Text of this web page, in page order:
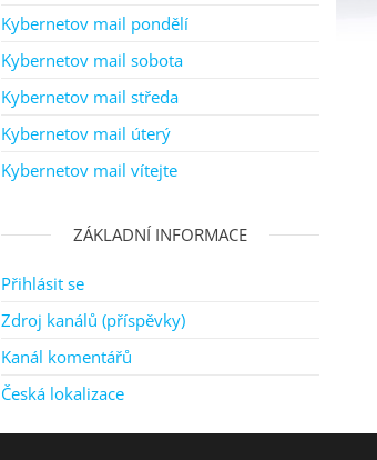
Kybernetov mail pondělí
Kybernetov mail sobota
Kybernetov mail středa
Kybernetov mail úterý
Kybernetov mail vítejte
ZÁKLADNÍ INFORMACE
Přihlásit se
Zdroj kanálů (příspěvky)
Kanál komentářů
Česká lokalizace